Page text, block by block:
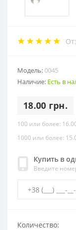
Модель:0045
Наличие: Есть в
18.00 грн.
100 или более:
1000 или более:
Купить в
Введите
Количество: